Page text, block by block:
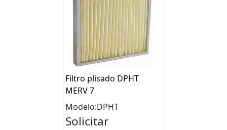
Filtro plisado DPHT
MERV 7
Modelo:DPHT
Solicitar